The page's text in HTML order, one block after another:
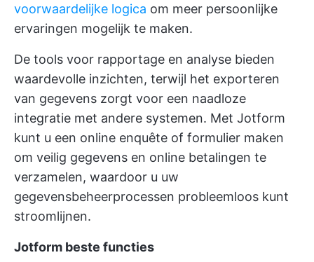
voorwaardelijke logica om meer persoonlijke
ervaringen mogelijk te maken.
De tools voor rapportage en analyse bieden
waardevolle inzichten, terwijl het exporteren
van gegevens zorgt voor een naadloze
integratie met andere systemen. Met Jotform
kunt u een online enquête of formulier maken
om veilig gegevens en online betalingen te
verzamelen, waardoor u uw
gegevensbeheerprocessen probleemloos kunt
stroomlijnen.
Jotform beste functies